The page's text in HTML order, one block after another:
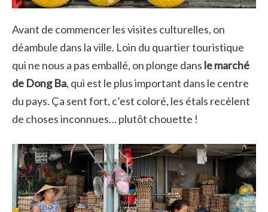
Avant de commencer les visites culturelles, on
déambule dans la ville. Loin du quartier touristique
qui ne nous a pas emballé, on plonge dans le marché
de Dong Ba, qui est le plus important dans le centre
du pays. Ça sent fort, c’est coloré, les étals recèlent
de choses inconnues… plutôt chouette !